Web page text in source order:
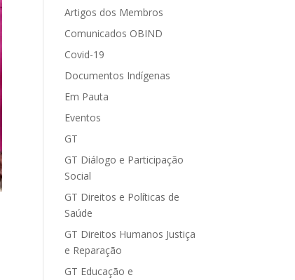
Artigos dos Membros
Comunicados OBIND
Covid-19
Documentos Indígenas
Em Pauta
Eventos
GT
GT Diálogo e Participação
Social
GT Direitos e Políticas de
Saúde
GT Direitos Humanos Justiça
e Reparação
GT Educação e